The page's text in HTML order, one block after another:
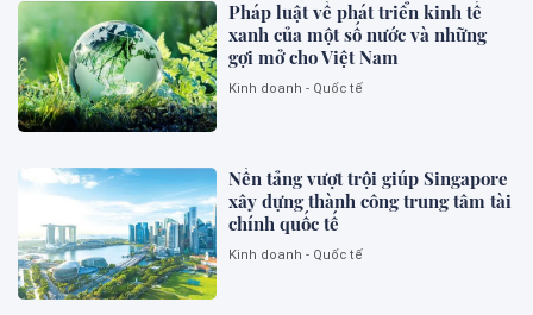
Pháp luật về phát triển kinh tế
xanh của một số nước và những
gợi mở cho Việt Nam
Kinh doanh - Quốc tế
Nền tảng vượt trội giúp Singapore
xây dựng thành công trung tâm tài
chính quốc tế
Kinh doanh - Quốc tế